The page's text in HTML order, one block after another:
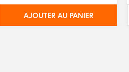
AJOUTER AU PANIER